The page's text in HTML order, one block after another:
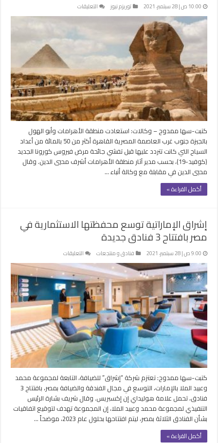
10:00 ص | 28 سبتمبر، 2021 توريزم نيوز التعليقات
السياحة
من
50%
من
زوارها
قبل
كورونا
مغلقة
كتبت-سها ممدوح – وكالات: استعادت منطقة الأهرامات وأبو الهول
بالجيزة جنوب غرب العاصمة المصرية القاهرة أكثر من 50 بالمائة من أعداد
السياح التي كانت تتردد عليها قبل تفشي جائحة مرض فيروس كورونا الجديد
(كوفيد-19)، بحسب مدير آثار منطقة الأهرامات أشرف محيي الدين. وقال
محيي الدين في مقابلة مع وكالة أنباء …
أكمل القراءة »
إشراق الإماراتية توسع محفظتها الاستثمارية في
مصر بافتتاح 3 فنادق جديدة
9:00 ص | 28 سبتمبر، 2021 فنادق و منتجعات التعليقات
إشراق
الإماراتية
توسع
محفظتها
الاستثمارية
في
مصر
بافتتاح
3
فنادق
جديدة
مغلقة
كتبت-سها ممدوح: تعتزم شركة “إشراق” للضيافة، التابعة لمجموعة محمد
وعبيد الملا بالإمارات، التوسع في مجال الفندقة والضيافة بمصر، بافتتاح 3
فنادق، تحمل علامة هوليداي إن إكسبريس. وقال شريف بشارة الرئيس
التنفيذي لمجموعة محمد وعبيد الملا، إن المجموعة تهدف لتوقيع اتفاقيات
بشأن الفنادق الثلاثة بمصر، ليتم افتتاحها بحلول عام 2023، موضحاً …
أكمل القراءة »